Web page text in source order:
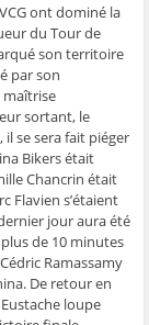
e
z
p
o
u
r
e
n
v
o
y
e
r
p
a
r
e
-
m
a
i
l
à
u
ont dominé la
du Tour de
son territoire
par son
maîtrise
sortant, le
il se sera fait piéger
Bikers était
Chancrin était
Flavien s’étaient
jour aura été
de 10 minutes
Ramassamy
De retour en
loupe